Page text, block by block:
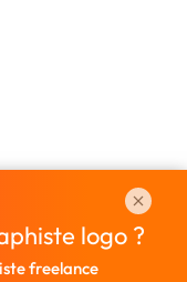
logo ?
freelance